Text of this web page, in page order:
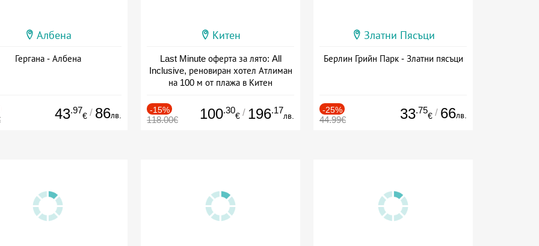
Албена
Гергана - Албена
43.97
€ / 86лв.
Китен
Last Minute оферта за лято: All
Inclusive, реновиран хотел Атлиман
на 100 м от плажа в Китен
-15%
118.00€ 100.30
€ / 196.17
лв.
Златни Пясъци
Берлин Грийн Парк - Златни пясъци
-25%
44.99€ 33.75
€ / 66лв.